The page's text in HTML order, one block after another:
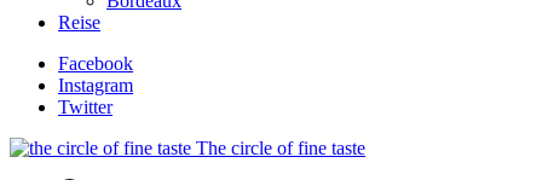
Reise
Facebook
Instagram
Twitter
The circle of fine taste